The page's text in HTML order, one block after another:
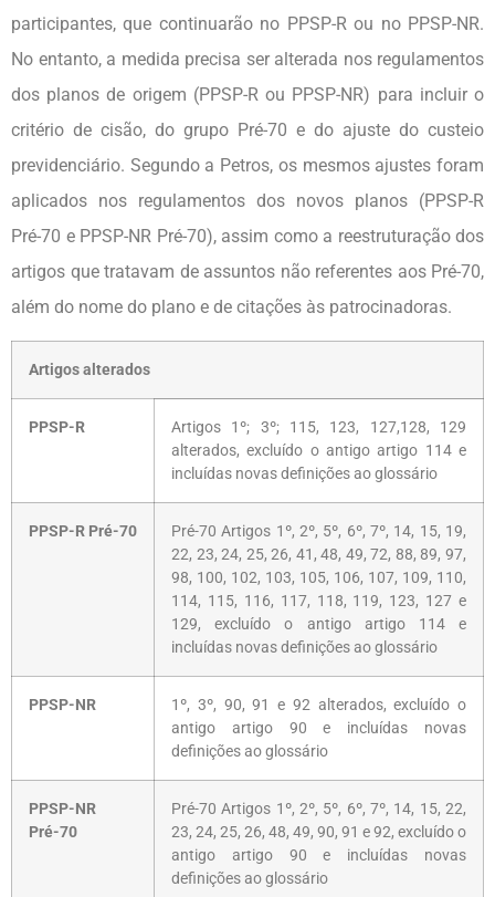
participantes, que continuarão no PPSP-R ou no PPSP-NR.
No entanto, a medida precisa ser alterada nos regulamentos
dos planos de origem (PPSP-R ou PPSP-NR) para incluir o
critério de cisão, do grupo Pré-70 e do ajuste do custeio
previdenciário. Segundo a Petros, os mesmos ajustes foram
aplicados nos regulamentos dos novos planos (PPSP-R
Pré-70 e PPSP-NR Pré-70), assim como a reestruturação dos
artigos que tratavam de assuntos não referentes aos Pré-70,
além do nome do plano e de citações às patrocinadoras.
Artigos alterados
PPSP-R
Artigos 1º; 3º; 115, 123, 127,128, 129
alterados, excluído o antigo artigo 114 e
incluídas novas definições ao glossário
PPSP-R Pré-70
Pré-70 Artigos 1º, 2º, 5º, 6º, 7º, 14, 15, 19,
22, 23, 24, 25, 26, 41, 48, 49, 72, 88, 89, 97,
98, 100, 102, 103, 105, 106, 107, 109, 110,
114, 115, 116, 117, 118, 119, 123, 127 e
129, excluído o antigo artigo 114 e
incluídas novas definições ao glossário
PPSP-NR
1º, 3º, 90, 91 e 92 alterados, excluído o
antigo artigo 90 e incluídas novas
definições ao glossário
PPSP-NR
Pré-70
Pré-70 Artigos 1º, 2º, 5º, 6º, 7º, 14, 15, 22,
23, 24, 25, 26, 48, 49, 90, 91 e 92, excluído o
antigo artigo 90 e incluídas novas
definições ao glossário